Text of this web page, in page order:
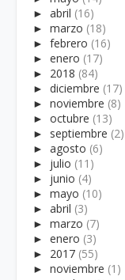
► abril (16)
► marzo (18)
► febrero (16)
► enero (17)
► 2018 (84)
► diciembre (17)
► noviembre (8)
► octubre (13)
► septiembre (2)
► agosto (6)
► julio (11)
► junio (4)
► mayo (10)
► abril (3)
► marzo (7)
► enero (3)
► 2017 (55)
► noviembre (1)